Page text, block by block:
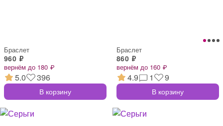
Браслет
960 ₽
вернём до 180 ₽
5.0 396
В корзину
Браслет
860 ₽
вернём до 160 ₽
4.9 1 9
В корзину